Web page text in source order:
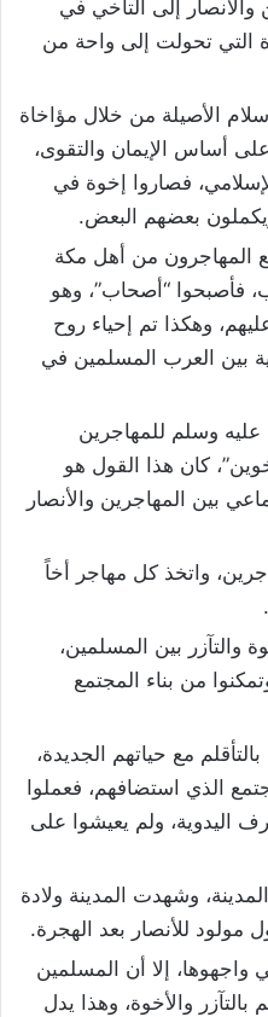
والأنصار إلى التآخي في
التي تحولت إلى واحة من
الأصيلة من خلال مؤاخاة
أساس الإيمان والتقوى،
فصاروا إخوة في
ويكملون بعضهم البعض.
المهاجرون من أهل مكة
فأصبحوا “أصحاب”، وهو
وهكذا تم إحياء روح
بين العرب المسلمين في
عليه وسلم للمهاجرين
كان هذا القول هو
بين المهاجرين والأنصار
واتخذ كل مهاجر أخاً
والتآزر بين المسلمين،
من بناء المجتمع
مع حياتهم الجديدة،
الذي استضافهم، فعملوا
اليدوية، ولم يعيشوا على
وشهدت المدينة ولادة
مولود للأنصار بعد الهجرة.
واجهوها، إلا أن المسلمين
والأخوة، وهذا يدل